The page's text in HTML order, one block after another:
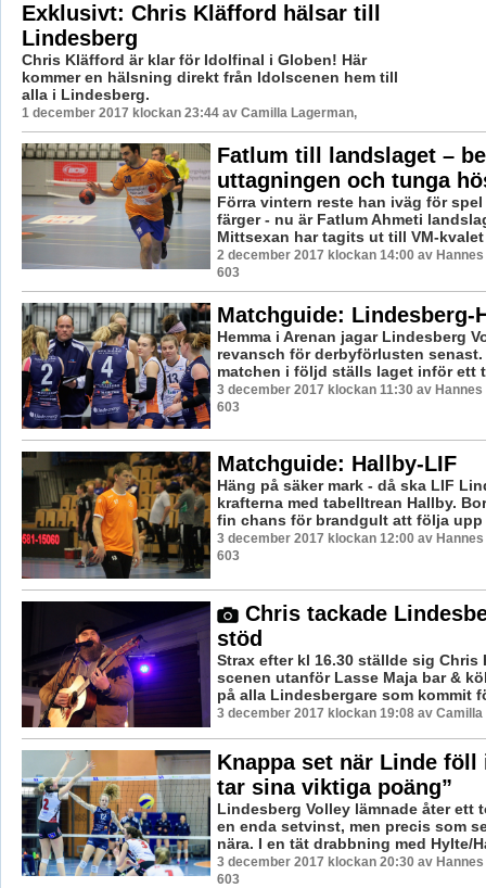
Exklusivt: Chris Kläfford hälsar till
Lindesberg
Chris Kläfford är klar för Idolfinal i Globen! Här
kommer en hälsning direkt från Idolscenen hem till
alla i Lindesberg.
1 december 2017 klockan 23:44 av Camilla Lagerman,
Fatlum till landslaget –
uttagningen och tunga
Förra vintern reste han iväg för
färger - nu är Fatlum Ahmeti
Mittsexan har tagits ut till VM-kvalet
2 december 2017 klockan 14:00 av Hannes
603
Matchguide: Lindesberg-
Hemma i Arenan jagar Lindesberg
revansch för derbyförlusten senast.
matchen i följd ställs laget inför ett
3 december 2017 klockan 11:30 av Hannes
603
Matchguide: Hallby-LIF
Häng på säker mark - då ska LIF
krafterna med tabelltrean Hallby.
fin chans för brandgult att följa upp
3 december 2017 klockan 12:00 av Hannes
603
Chris tackade
stöd
Strax efter kl 16.30 ställde sig Chris
scenen utanför Lasse Maja bar &
på alla Lindesbergare som kommit
3 december 2017 klockan 19:08 av Camilla
Knappa set när Linde föll
tar sina viktiga poäng”
Lindesberg Volley lämnade åter ett
en enda setvinst, men precis som
nära. I en tät drabbning med Hylte/
3 december 2017 klockan 20:30 av Hannes
603